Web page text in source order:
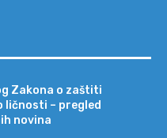
Zakona o zaštiti
ličnosti – pregled
novina